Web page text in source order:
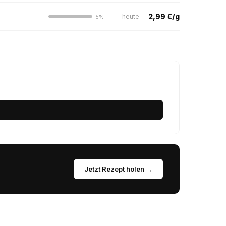
+5% heute 2,99 €/g
Jetzt Rezept holen →